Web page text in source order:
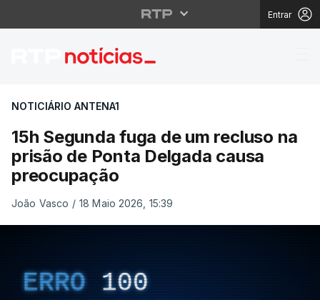
Entrar
15h Segunda fuga de
NOTICIÁRIO ANTENA1
15h Segunda fuga de um recluso na
prisão de Ponta Delgada causa
preocupação
João Vasco / 18 Maio 2026, 15:39
ERRO 100